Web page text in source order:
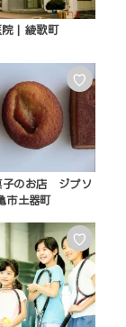
院 | 綾歌町
♡
子のお店 ジプソ
市土器町
♡